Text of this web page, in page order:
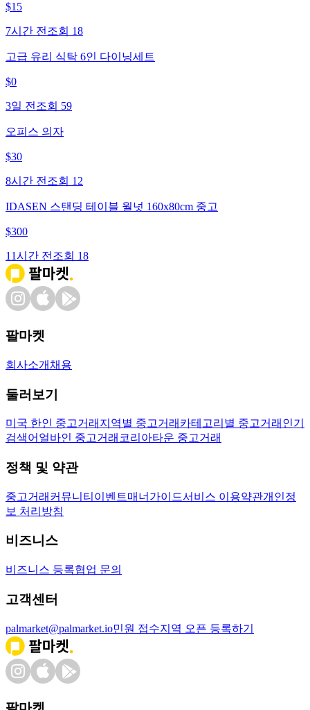
$15
7시간 전 조회 18
고급 유리 식탁 6인 다이닝세트
$0
3일 전 조회 59
오피스 의자
$30
8시간 전 조회 12
IDASEN 스탠딩 테이블 월넛 160x80cm 중고
$300
11시간 전 조회 18
팔마켓
회사소개 채용
둘러보기
미국 한인 중고거래 지역별 중고거래 카테고리별 중고거래 인기
검색어 얼바인 중고거래 코리아타운 중고거래
정책 및 약관
중고거래 커뮤니티 이벤트매너가이드서비스 이용약관개인정
보 처리방침
비즈니스
비즈니스 등록협업 문의
고객센터
palmarket@palmarket.io민원 접수지역 오픈 등록하기